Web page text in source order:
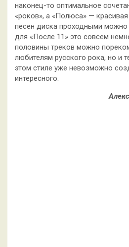
наконец-то оптимальное
«роков», а «Полюса» —
песен диска проходными можно
для «После 11» это совсем
половины треков можно
любителям русского рока, но и
этом стиле уже невозможно
интересного.